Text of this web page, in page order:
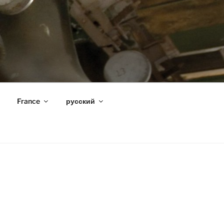
France русский